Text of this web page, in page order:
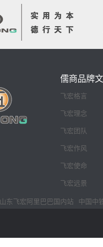
儒商品牌
飞宏格言
飞宏理念
飞宏团队
飞宏作风
飞宏使命
飞宏远景
山东飞宏阿里巴巴国内站 中国中